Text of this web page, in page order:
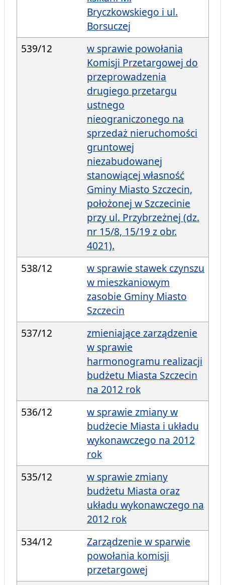
Bryczkowskiego i ul.
Borsuczej
539/12
w sprawie powołania
Komisji Przetargowej do
przeprowadzenia
drugiego przetargu
ustnego
nieograniczonego na
sprzedaż nieruchomości
gruntowej
niezabudowanej
stanowiącej własność
Gminy Miasto Szczecin,
położonej w Szczecinie
przy ul. Przybrzeżnej (dz.
nr 15/8, 15/19 z obr.
4021).
538/12
w sprawie stawek czynszu
w mieszkaniowym
zasobie Gminy Miasto
Szczecin
537/12
zmieniające zarządzenie
w sprawie
harmonogramu realizacji
budżetu Miasta Szczecin
na 2012 rok
536/12
w sprawie zmiany w
budżecie Miasta i układu
wykonawczego na 2012
rok
535/12
w sprawie zmiany
budżetu Miasta oraz
układu wykonawczego na
2012 rok
534/12
Zarządzenie w sparwie
powołania komisji
przetargowej